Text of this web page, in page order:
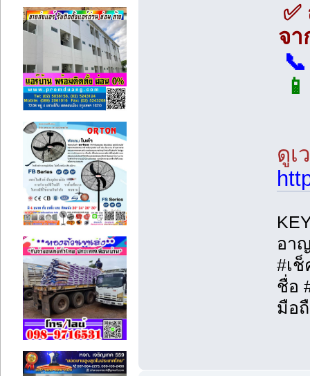
จา
ดูเ
อา
#เ
ชื่อ
มือ